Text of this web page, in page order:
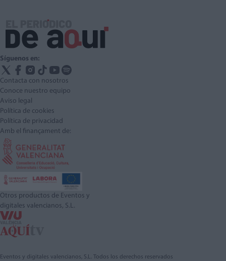
Síguenos en:
Contacta con nosotros
Conoce nuestro equipo
Aviso legal
Política de cookies
Política de privacidad
Amb el finançament de:
Otros productos de Eventos y
digitales valencianos, S.L.
Eventos y digitales valencianos, S.L. Todos los derechos reservados